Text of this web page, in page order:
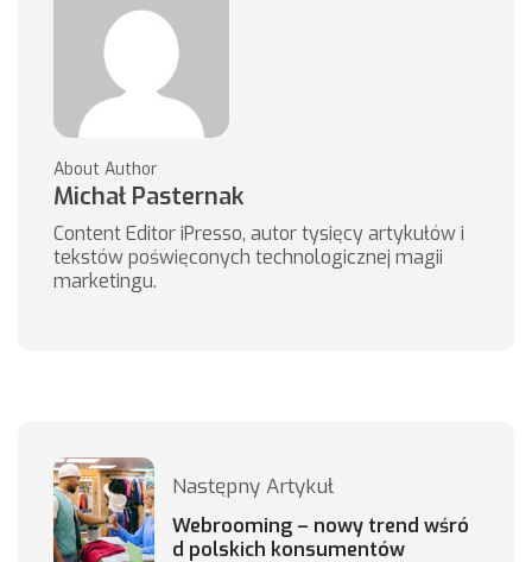
About Author
Michał Pasternak
Content Editor iPresso, autor tysięcy artykułów i
tekstów poświęconych technologicznej magii
marketingu.
Następny Artykuł
Webrooming – nowy trend wśró
d polskich konsumentów